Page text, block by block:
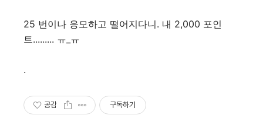
25 번이나 응모하고 떨어지다니. 내 2,000 포인
트......... ㅠ_ㅠ
.
공감 구독하기